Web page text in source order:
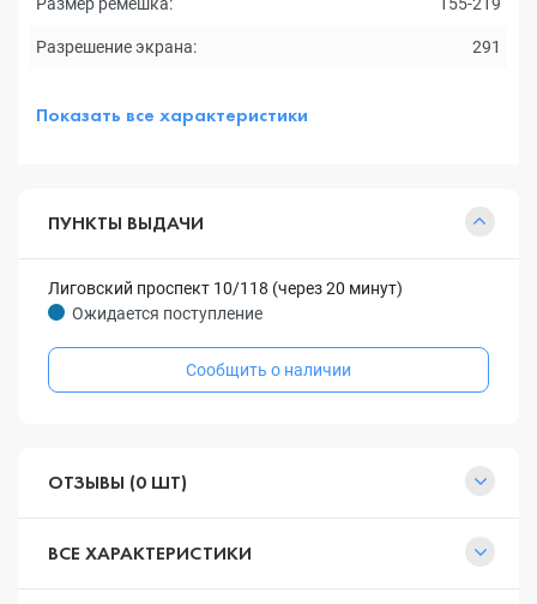
Разрешение экрана: 291
Показать все характеристики
ПУНКТЫ ВЫДАЧИ
Лиговский проспект 10/118 (через 20 минут)
Ожидается поступление
Сообщить о наличии
ОТЗЫВЫ (0 ШТ)
ВСЕ ХАРАКТЕРИСТИКИ